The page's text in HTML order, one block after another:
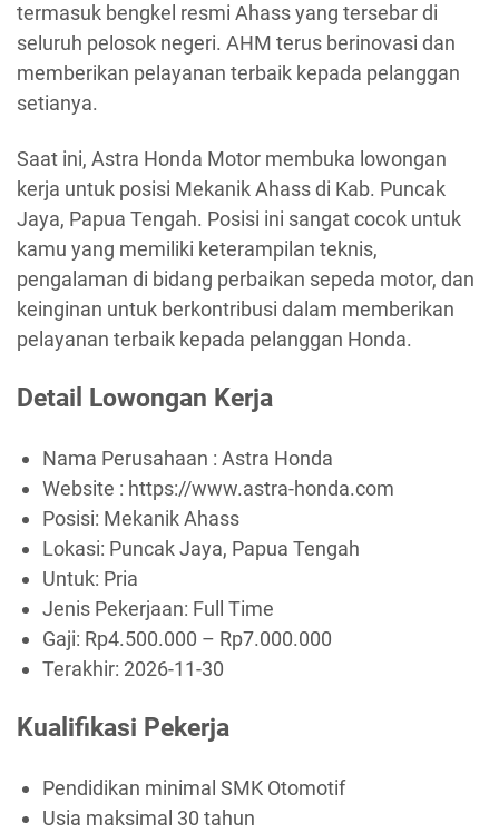
termasuk bengkel resmi Ahass yang tersebar di
seluruh pelosok negeri. AHM terus berinovasi dan
memberikan pelayanan terbaik kepada pelanggan
setianya.
Saat ini, Astra Honda Motor membuka lowongan
kerja untuk posisi Mekanik Ahass di Kab. Puncak
Jaya, Papua Tengah. Posisi ini sangat cocok untuk
kamu yang memiliki keterampilan teknis,
pengalaman di bidang perbaikan sepeda motor, dan
keinginan untuk berkontribusi dalam memberikan
pelayanan terbaik kepada pelanggan Honda.
Detail Lowongan Kerja
Nama Perusahaan : Astra Honda
Website : https://www.astra-honda.com
Posisi: Mekanik Ahass
Lokasi: Puncak Jaya, Papua Tengah
Untuk: Pria
Jenis Pekerjaan: Full Time
Gaji: Rp4.500.000 – Rp7.000.000
Terakhir: 2026-11-30
Kualifikasi Pekerja
Pendidikan minimal SMK Otomotif
Usia maksimal 30 tahun